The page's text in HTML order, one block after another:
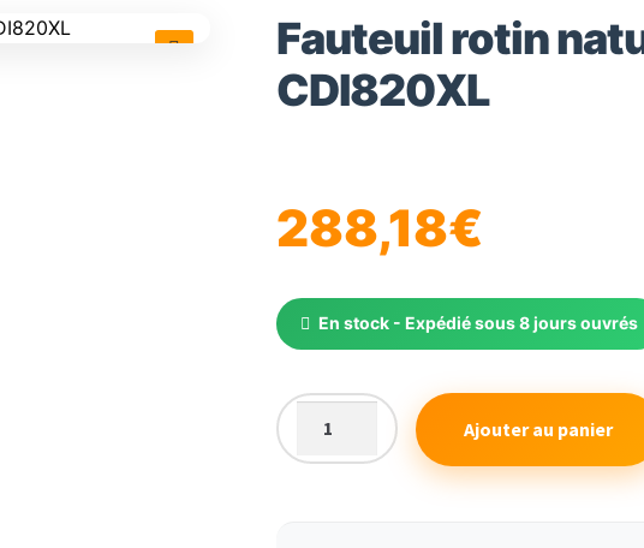
Fauteuil rotin
CDI820XL
288,18€
En stock - Expédié sous 8 jours ouvrés
quantité
de
Ajouter au panier